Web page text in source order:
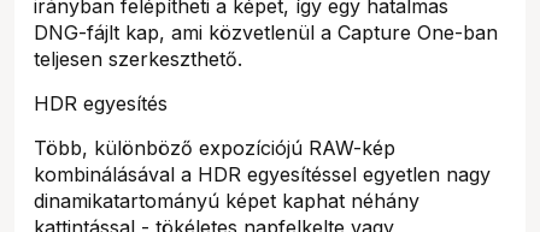
irányban felépítheti a képet, így egy hatalmas
DNG-fájlt kap, ami közvetlenül a Capture One-ban
teljesen szerkeszthető.
HDR egyesítés
Több, különböző expozíciójú RAW-kép
kombinálásával a HDR egyesítéssel egyetlen nagy
dinamikatartományú képet kaphat néhány
kattintással - tökéletes napfelkelte vagy